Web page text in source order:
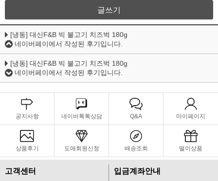
글쓰기
[냉동] 대신F&B 빅 불고기 치즈벅 180g
네이버페이에서 작성된 후기입니다.
[냉동] 대신F&B 빅 불고기 치즈벅 180g
네이버페이에서 작성된 후기입니다.
공지사항 네이버톡톡상담 Q&A 마이페이지
상품후기 도매회원신청 배송조회 떨이상품
고객센터 입금계좌안내